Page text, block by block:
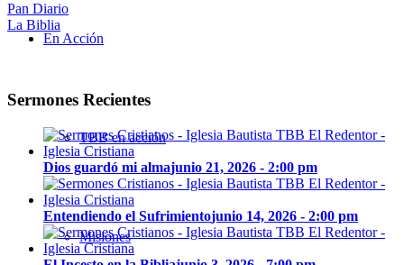
En Acción
TBB en acción
Misiones
Pan Diario
La Biblia
Sermones Recientes
Dios guardó mi almajunio 21, 2026 - 2:00 pm
Entendiendo el Sufrimientojunio 14, 2026 - 2:00 pm